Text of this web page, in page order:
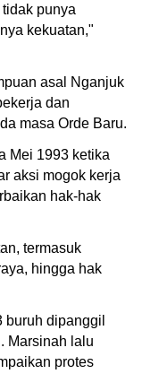
punya
kekuatan,"
asal Nganjuk
dan
masa Orde Baru.
Mei 1993 ketika
aksi mogok kerja
hak-hak
termasuk
hingga hak
dipanggil
Marsinah lalu
protes